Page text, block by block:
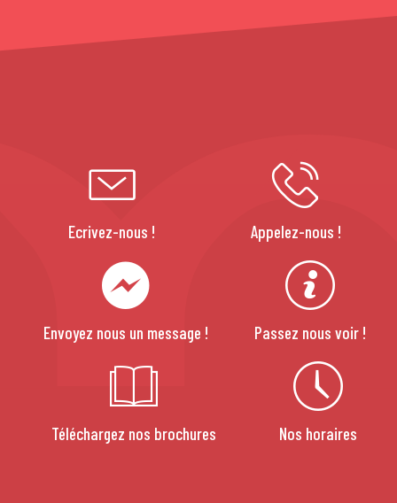
Ecrivez-nous ! Appelez-nous !
Envoyez nous un message ! Passez nous voir !
Téléchargez nos brochures Nos horaires